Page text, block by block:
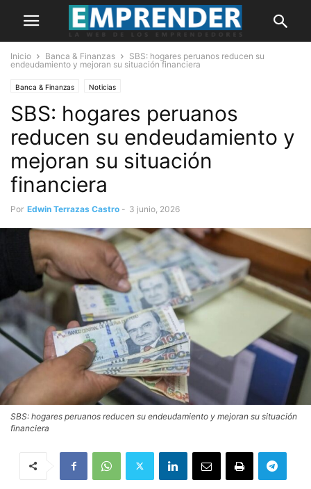
Inicio Banca & Finanzas
SBS: hogares peruanos reducen su
endeudamiento y mejoran su situación financiera
Banca & Finanzas Noticias
SBS: hogares peruanos
reducen su endeudamiento y
mejoran su situación
financiera
Por Edwin Terrazas Castro - 3 junio, 2026
SBS: hogares peruanos reducen su endeudamiento y mejoran su situación
financiera